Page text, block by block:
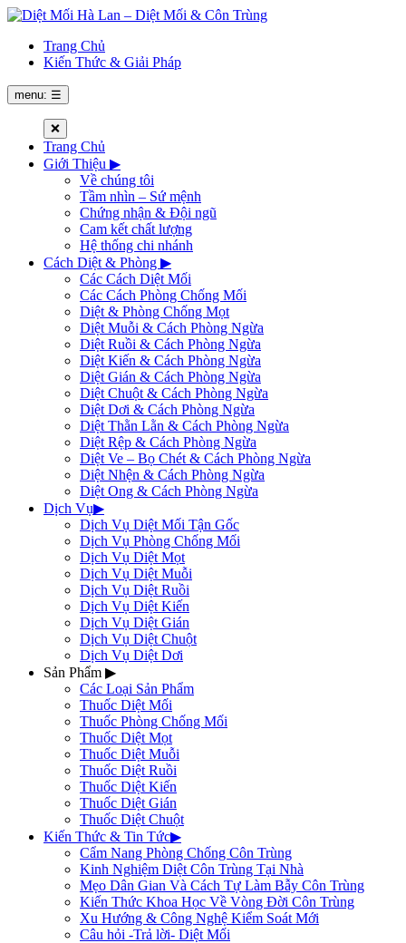
Trang Chủ
Kiến Thức & Giải Pháp
menu: ☰
❌
Trang Chủ
Giới Thiệu ▶
Về chúng tôi
Tầm nhìn – Sứ mệnh
Chứng nhận & Đội ngũ
Cam kết chất lượng
Hệ thống chi nhánh
Cách Diệt & Phòng ▶
Các Cách Diệt Mối
Các Cách Phòng Chống Mối
Diệt & Phòng Chống Mọt
Diệt Muỗi & Cách Phòng Ngừa
Diệt Ruồi & Cách Phòng Ngừa
Diệt Kiến & Cách Phòng Ngừa
Diệt Gián & Cách Phòng Ngừa
Diệt Chuột & Cách Phòng Ngừa
Diệt Dơi & Cách Phòng Ngừa
Diệt Thằn Lằn & Cách Phòng Ngừa
Diệt Rệp & Cách Phòng Ngừa
Diệt Ve – Bọ Chét & Cách Phòng Ngừa
Diệt Nhện & Cách Phòng Ngừa
Diệt Ong & Cách Phòng Ngừa
Dịch Vụ▶
Dịch Vụ Diệt Mối Tận Gốc
Dịch Vụ Phòng Chống Mối
Dịch Vụ Diệt Mọt
Dịch Vụ Diệt Muỗi
Dịch Vụ Diệt Ruồi
Dịch Vụ Diệt Kiến
Dịch Vụ Diệt Gián
Dịch Vụ Diệt Chuột
Dịch Vụ Diệt Dơi
Sản Phẩm ▶
Các Loại Sản Phẩm
Thuốc Diệt Mối
Thuốc Phòng Chống Mối
Thuốc Diệt Mọt
Thuốc Diệt Muỗi
Thuốc Diệt Ruồi
Thuốc Diệt Kiến
Thuốc Diệt Gián
Thuốc Diệt Chuột
Kiến Thức & Tin Tức▶
Cẩm Nang Phòng Chống Côn Trùng
Kinh Nghiệm Diệt Côn Trùng Tại Nhà
Mẹo Dân Gian Và Cách Tự Làm Bẫy Côn Trùng
Kiến Thức Khoa Học Về Vòng Đời Côn Trùng
Xu Hướng & Công Nghệ Kiểm Soát Mới
Câu hỏi -Trả lời- Diệt Mối